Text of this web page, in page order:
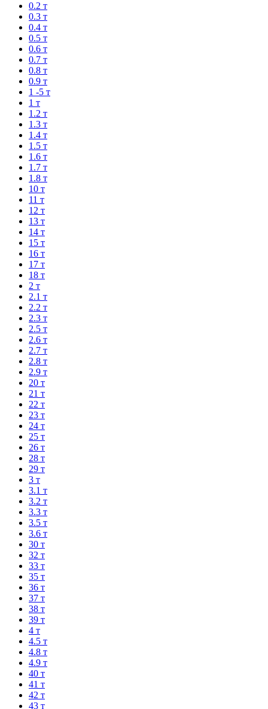
0.2 т
0.3 т
0.4 т
0.5 т
0.6 т
0.7 т
0.8 т
0.9 т
1 -5 т
1 т
1.2 т
1.3 т
1.4 т
1.5 т
1.6 т
1.7 т
1.8 т
10 т
11 т
12 т
13 т
14 т
15 т
16 т
17 т
18 т
2 т
2.1 т
2.2 т
2.3 т
2.5 т
2.6 т
2.7 т
2.8 т
2.9 т
20 т
21 т
22 т
23 т
24 т
25 т
26 т
28 т
29 т
3 т
3.1 т
3.2 т
3.3 т
3.5 т
3.6 т
30 т
32 т
33 т
35 т
36 т
37 т
38 т
39 т
4 т
4.5 т
4.8 т
4.9 т
40 т
41 т
42 т
43 т